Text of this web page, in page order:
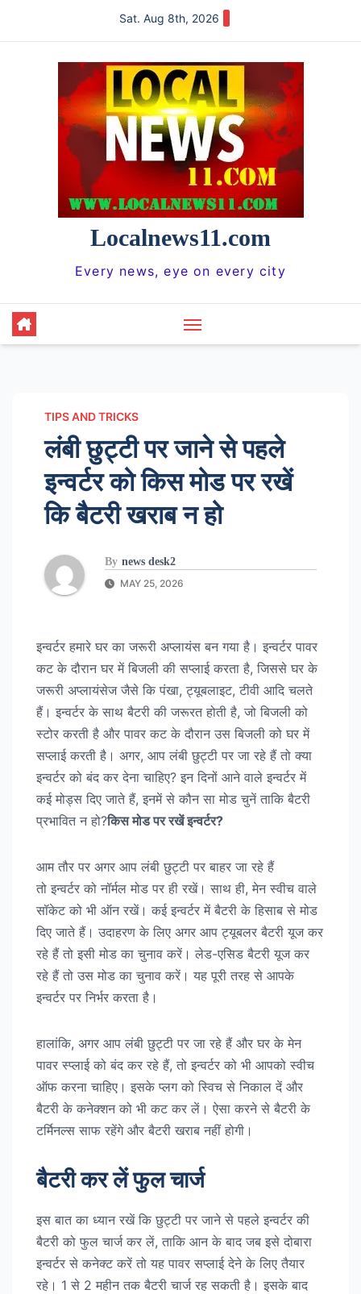
Sat. Aug 8th, 2026
Localnews11.com
Every news, eye on every city
TIPS AND TRICKS
लंबी छुट्टी पर जाने से पहले
इन्वर्टर को किस मोड पर रखें
कि बैटरी खराब न हो
By news desk2
MAY 25, 2026
इन्वर्टर हमारे घर का जरूरी अप्लायंस बन गया है। इन्वर्टर पावर
कट के दौरान घर में बिजली की सप्लाई करता है, जिससे घर के
जरूरी अप्लायंसेज जैसे कि पंखा, ट्यूबलाइट, टीवी आदि चलते
हैं। इन्वर्टर के साथ बैटरी की जरूरत होती है, जो बिजली को
स्टोर करती है और पावर कट के दौरान उस बिजली को घर में
सप्लाई करती है। अगर, आप लंबी छुट्टी पर जा रहे हैं तो क्या
इन्वर्टर को बंद कर देना चाहिए? इन दिनों आने वाले इन्वर्टर में
कई मोड्स दिए जाते हैं, इनमें से कौन सा मोड चुनें ताकि बैटरी
प्रभावित न हो?किस मोड पर रखें इन्वर्टर?
आम तौर पर अगर आप लंबी छुट्टी पर बाहर जा रहे हैं
तो इन्वर्टर को नॉर्मल मोड पर ही रखें। साथ ही, मेन स्वीच वाले
सॉकेट को भी ऑन रखें। कई इन्वर्टर में बैटरी के हिसाब से मोड
दिए जाते हैं। उदाहरण के लिए अगर आप ट्यूबलर बैटरी यूज कर
रहे हैं तो इसी मोड का चुनाव करें। लेड-एसिड बैटरी यूज कर
रहे हैं तो उस मोड का चुनाव करें। यह पूरी तरह से आपके
इन्वर्टर पर निर्भर करता है।
हालांकि, अगर आप लंबी छुट्टी पर जा रहे हैं और घर के मेन
पावर स्प्लाई को बंद कर रहे हैं, तो इन्वर्टर को भी आपको स्वीच
ऑफ करना चाहिए। इसके प्लग को स्विच से निकाल दें और
बैटरी के कनेक्शन को भी कट कर लें। ऐसा करने से बैटरी के
टर्मिनल्स साफ रहेंगे और बैटरी खराब नहीं होगी।
बैटरी कर लें फुल चार्ज
इस बात का ध्यान रखें कि छुट्टी पर जाने से पहले इन्वर्टर की
बैटरी को फुल चार्ज कर लें, ताकि आन के बाद जब इसे दोबारा
इन्वर्टर से कनेक्ट करें तो यह पावर सप्लाई देने के लिए तैयार
रहे। 1 से 2 महीन तक बैटरी चार्ज रह सकती है। इसके बाद